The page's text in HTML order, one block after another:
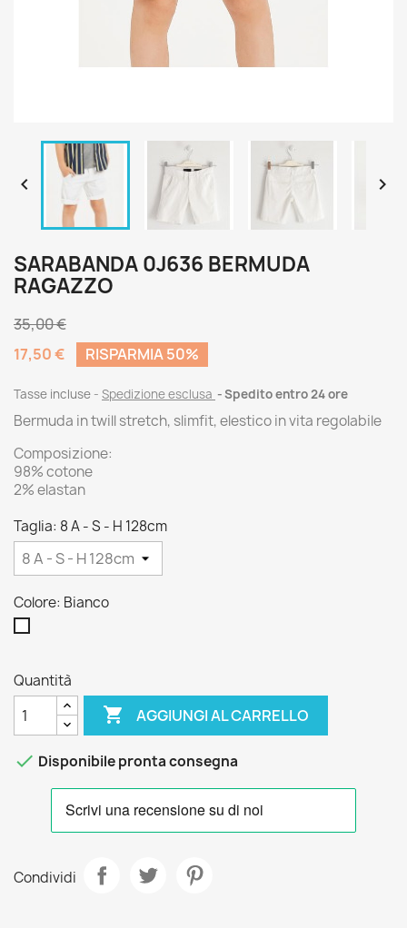
 
SARABANDA 0J636 BERMUDA
RAGAZZO
35,00 €
17,50 €
RISPARMIA 50%
Tasse incluse Spedizione esclusa Spedito entro 24 ore
Bermuda in twill stretch, slimfit, elestico in vita regolabile
Composizione:
98% cotone
2% elastan
Taglia: 8 A - S - H 128cm
Colore: Bianco
Quantità
 AGGIUNGI AL CARRELLO
 Disponibile pronta consegna
Condividi